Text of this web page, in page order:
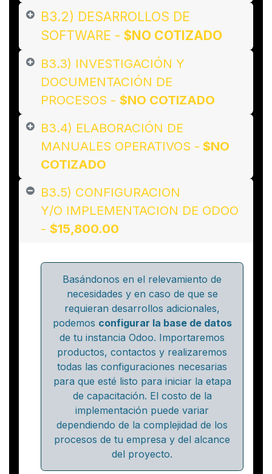
B3.2) DESARROLLOS DE
SOFTWARE - $NO COTIZADO
B3.3) INVESTIGACIÓN Y
DOCUMENTACIÓN DE
PROCESOS - $NO COTIZADO
B3.4) ELABORACIÓN DE
MANUALES OPERATIVOS - $NO
COTIZADO
B3.5) CONFIGURACION
Y/O IMPLEMENTACION DE ODOO
- $15,800.00
Basándonos en el relevamiento de
necesidades y en caso de que se
requieran desarrollos adicionales,
podemos configurar la base de datos
de tu instancia Odoo. Importaremos
productos, contactos y realizaremos
todas las configuraciones necesarias
para que esté listo para iniciar la etapa
de capacitación. El costo de la
implementación puede variar
dependiendo de la complejidad de los
procesos de tu empresa y del alcance
del proyecto.